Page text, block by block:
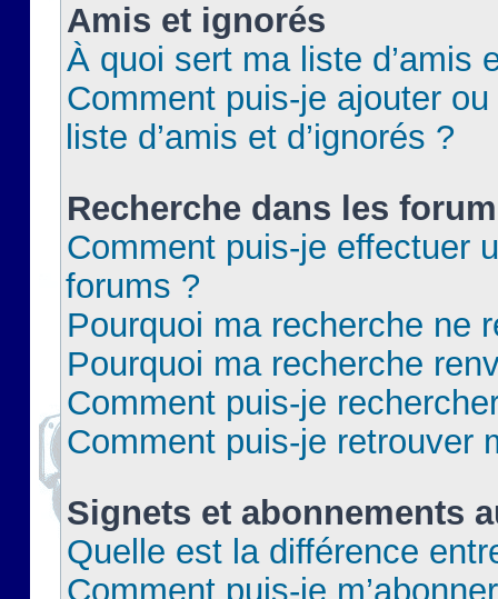
Amis et ignorés
À quoi sert ma liste d’amis
Comment puis-je ajouter
liste d’amis et d’ignorés ?
Recherche dans les
Comment puis-je effectuer
forums ?
Pourquoi ma recherche ne
Pourquoi ma recherche
Comment puis-je
Comment puis-je retrouver
Signets et abonnements
Quelle est la différence
Comment puis-je